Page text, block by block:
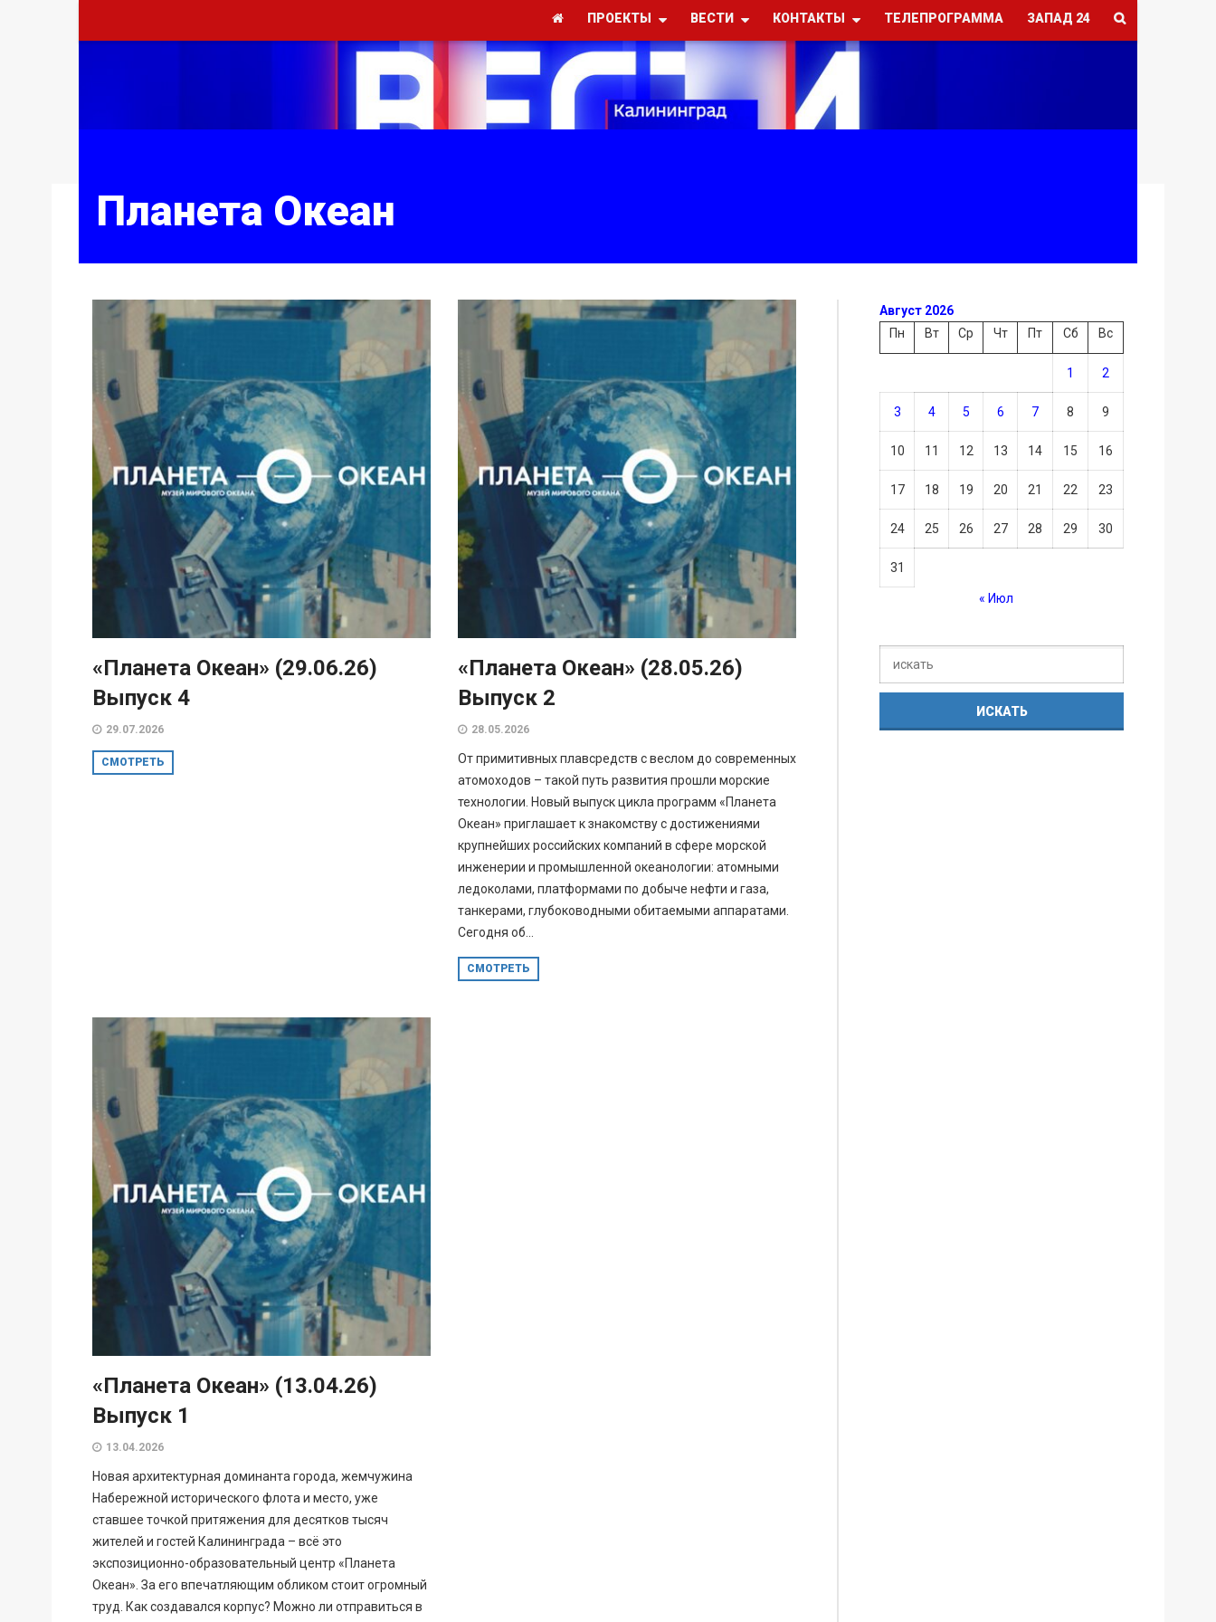
ПРОЕКТЫ ВЕСТИ КОНТАКТЫ ТЕЛЕПРОГРАММА ЗАПАД 24
Планета Океан
«Планета Океан» (29.06.26)
Выпуск 4
29.07.2026
СМОТРЕТЬ
«Планета Океан» (28.05.26)
Выпуск 2
28.05.2026
От примитивных плавсредств с веслом до современных
атомоходов – такой путь развития прошли морские
технологии. Новый выпуск цикла программ «Планета
Океан» приглашает к знакомству с достижениями
крупнейших российских компаний в сфере морской
инженерии и промышленной океанологии: атомными
ледоколами, платформами по добыче нефти и газа,
танкерами, глубоководными обитаемыми аппаратами.
Сегодня об...
СМОТРЕТЬ
«Планета Океан» (13.04.26)
Выпуск 1
13.04.2026
Новая архитектурная доминанта города, жемчужина
Набережной исторического флота и место, уже
ставшее точкой притяжения для десятков тысяч
жителей и гостей Калининграда – всё это
экспозиционно-образовательный центр «Планета
Океан». За его впечатляющим обликом стоит огромный
труд. Как создавался корпус? Можно ли отправиться в
Август 2026
Пн
Вт Ср Чт Пт Сб Вс
1 2
3 4 5 6 7 8 9
10 11 12 13 14 15 16
17 18 19 20 21 22 23
24 25 26 27 28 29 30
31
« Июл